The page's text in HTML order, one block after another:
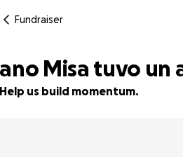
Fundraiser
Misa tuvo
us build momentum.